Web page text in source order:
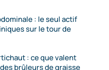
: le seul actif
sur le tour de
: ce que valent
brûleurs de graisse